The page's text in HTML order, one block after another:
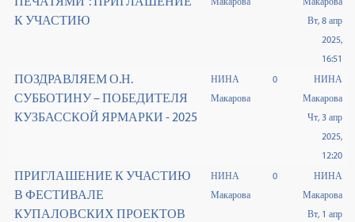
К УЧАСТИЮ
Вт, 8 апр
2025,
16:51
ПОЗДРАВЛЯЕМ О.Н.
СУББОТИНУ – ПОБЕДИТЕЛЯ
КУЗБАССКОЙ ЯРМАРКИ - 2025
НИНА
Макарова
0
НИНА
Макарова
Чт, 3 апр
2025,
12:20
ПРИГЛАШЕНИЕ К УЧАСТИЮ
В ФЕСТИВАЛЕ
КУПАЛОВСКИХ ПРОЕКТОВ
НИНА
Макарова
0
НИНА
Макарова
Вт, 1 апр